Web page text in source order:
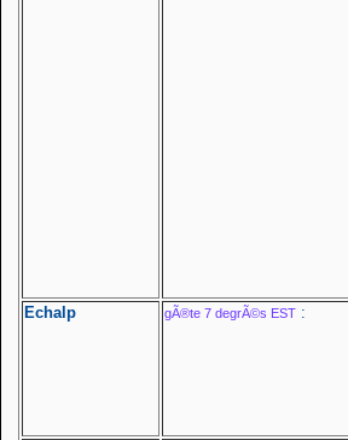
Echalp gÃ®te 7 degrÃ©s EST :